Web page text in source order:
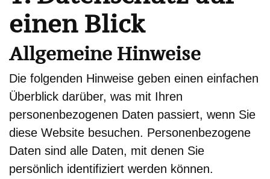
einen Blick
Allgemeine Hinweise
Die folgenden Hinweise geben einen einfachen
Überblick darüber, was mit Ihren
personenbezogenen Daten passiert, wenn Sie
diese Website besuchen. Personenbezogene
Daten sind alle Daten, mit denen Sie
persönlich identifiziert werden können.